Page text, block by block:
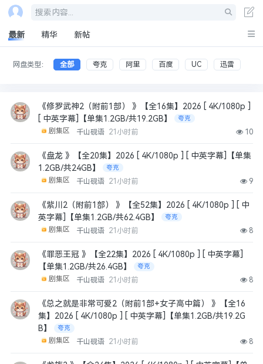
搜索内容...
最新 精华 新帖
网盘类型： 全部 夸克 阿里 百度 UC 迅雷
《修罗武神2（附前1部） 》【全16集】2026 [ 4K/1080p ]
[ 中英字幕]【单集1.2GB/共19.2GB】
夸克
剧集区 千山砚语 21小时前 10
《盘龙 》【全20集】2026 [ 4K/1080p ] [ 中英字幕]【单集
1.2GB/共24GB】
夸克
剧集区 千山砚语 21小时前 9
《紫川2（附前1部） 》【全52集】2026 [ 4K/1080p ] [ 中
英字幕]【单集1.2GB/共62.4GB】
夸克
剧集区 千山砚语 21小时前 8
《罪恶王冠 》【全22集】2026 [ 4K/1080p ] [ 中英字幕]
【单集1.2GB/共26.4GB】
夸克
剧集区 千山砚语 21小时前 8
《总之就是非常可爱2（附前1部+女子高中篇） 》【全16
集】2026 [ 4K/1080p ] [ 中英字幕]【单集1.2GB/共19.2G
B】
夸克
剧集区 千山砚语 21小时前 8